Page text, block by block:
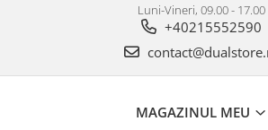
Luni-Vineri, 09.00 - 17.00
+40215552590
MAGAZINUL MEU